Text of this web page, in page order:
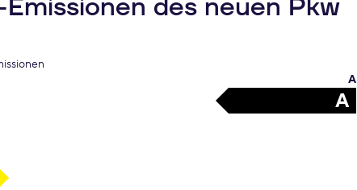
des neuen Pkw
A
A